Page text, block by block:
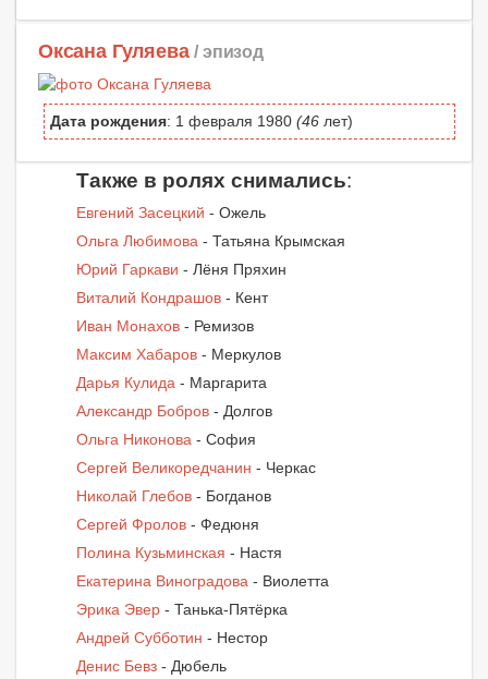
Оксана Гуляева / эпизод
Дата рождения: 1 февраля 1980 (46 лет)
Также в ролях снимались:
Евгений Засецкий - Ожель
Ольга Любимова - Татьяна Крымская
Юрий Гаркави - Лёня Пряхин
Виталий Кондрашов - Кент
Иван Монахов - Ремизов
Максим Хабаров - Меркулов
Дарья Кулида - Маргарита
Александр Бобров - Долгов
Ольга Никонова - София
Сергей Великоредчанин - Черкас
Николай Глебов - Богданов
Сергей Фролов - Федюня
Полина Кузьминская - Настя
Екатерина Виноградова - Виолетта
Эрика Эвер - Танька-Пятёрка
Андрей Субботин - Нестор
Денис Бевз - Дюбель